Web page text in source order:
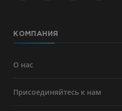
КОМПАНИЯ
О нас
Присоединяйтесь к нам